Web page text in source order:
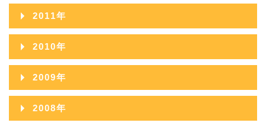
2012年12月
2012年11月
2012年10月
2012年09月
2012年08月
2011年
2011年12月
2011年11月
2011年10月
2011年09月
2010年
2010年12月
2010年11月
2010年10月
2009年
2009年12月
2008年